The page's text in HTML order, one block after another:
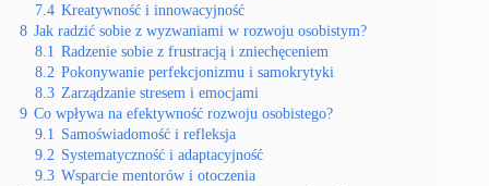
7.4 Kreatywność i innowacyjność
8 Jak radzić sobie z wyzwaniami w rozwoju osobistym?
8.1 Radzenie sobie z frustracją i zniechęceniem
8.2 Pokonywanie perfekcjonizmu i samokrytyki
8.3 Zarządzanie stresem i emocjami
9 Co wpływa na efektywność rozwoju osobistego?
9.1 Samoświadomość i refleksja
9.2 Systematyczność i adaptacyjność
9.3 Wsparcie mentorów i otoczenia